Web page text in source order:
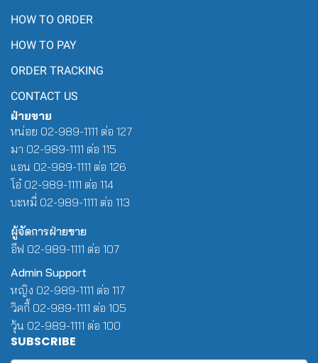
HOW TO ORDER
HOW TO PAY
ORDER TRACKING
CONTACT US
ฝ่ายขาย
หน่อย 02-989-1111 ต่อ 127
มา 02-989-1111 ต่อ 115
แอน 02-989-1111 ต่อ 126
โอ๋ 02-989-1111 ต่อ 114
บะหมี่ 02-989-1111 ต่อ 113
ผู้จัดการฝ่ายขาย
อีฟ 02-989-1111 ต่อ 107
Admin Support
หญิง 02-989-1111 ต่อ 117
วิคกี้ 02-989-1111 ต่อ 105
วุ้น 02-989-1111 ต่อ 100
SUBSCRIBE